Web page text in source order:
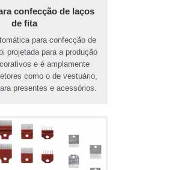
confecção de laços
de fita
para confecção de
projetada para a produção
e é amplamente
como o de vestuário,
presentes e acessórios.